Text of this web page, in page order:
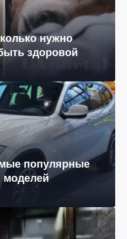
нужно
здоровой
популярные
моделей